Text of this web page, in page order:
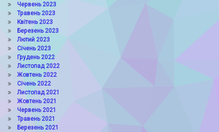
Червень 2023
Травень 2023
Квітень 2023
Березень 2023
Лютий 2023
Січень 2023
Грудень 2022
Листопад 2022
Жовтень 2022
Січень 2022
Листопад 2021
Жовтень 2021
Червень 2021
Травень 2021
Березень 2021